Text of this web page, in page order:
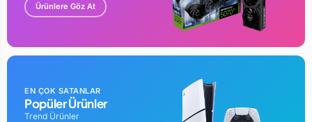
Ürünlere Göz At
EN ÇOK SATANLAR
Popüler Ürünler
Trend Ürünler